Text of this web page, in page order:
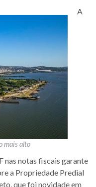
mais alto
A
nas notas fiscais garante
a Propriedade Predial
que foi novidade em